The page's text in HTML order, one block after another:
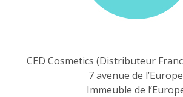
CED Cosmetics (Distributeur
7 avenue de l’Europe
Immeuble de